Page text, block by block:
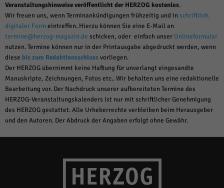
Veranstaltungshinweise veröffentlicht der HERZOG kostenlos.
Wir freuen uns, wenn Terminankündigungen frühzeitig und in schriftlich,
digitaler Formeintreffen. Hierzu können Sie eine E-Mail an
termine@herzog-magazin.de schicken, oder einfach unserOnlineformular
nutzen. Termine können nur in der Printausgabe abgedruckt werden, wenn
diese bis zum Redaktionsschlussvorliegen.
Der HERZOG übernimmt keine Haftung für unverlangt eingesandte
Manuskripte, Zeichnungen, Fotos etc.. Wir behalten uns eine redaktionelle
Bearbeitung vor. Der Nachdruck unserer aufbereiteten Termine des
HERZOG-Veranstaltungskalenders ist nur mit schriftlicher Genehmigung
des HERZOG gestattet. Alle Urheberrechte verbleiben beim Herausgeber
und den Autoren. Der Abdruck der Angaben erfolgt ohne Gewähr.